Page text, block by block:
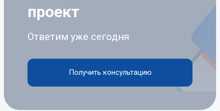
проект
Ответим уже сегодня
Получить консультацию